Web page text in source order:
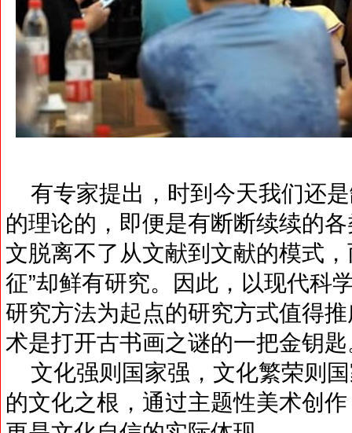
有专家提出，时到今天我们还
的理论的，即便是有断断续续的
文脱离不了从文献到文献的模式
征”却鲜有研究。因此，以现代科
研究方法为起点的研究方式值得
术是打开古书画之谜的一把金钥
文化强则国家强，文化繁荣则
的文化之根，通过主题性美术创